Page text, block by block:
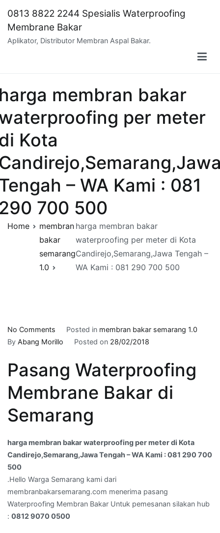
content
0813 8822 2244 Spesialis Waterproofing
Membrane Bakar
Aplikator, Distributor Membran Aspal Bakar.
membran bakar
per meter
Kota
– WA Kami : 081
700 500
Home
membran
bakar
semarang
1.0
harga membran bakar
waterproofing per meter di Kota
Candirejo,Semarang,Jawa Tengah –
WA Kami : 081 290 700 500
No Comments
harga
bakar
waterproofing
per
di
Candirejo,Semarang,Jawa
Tengah
WA
Kami
081
Posted in membran bakar semarang 1.0
By Abang Morillo Posted on 28/02/2018
Pasang Waterproofing
Membrane Bakar di
Semarang
harga membran bakar waterproofing per meter di Kota
Candirejo,Semarang,Jawa Tengah – WA Kami : 081 290 700
500
.Hello Warga Semarang kami dari
membranbakarsemarang.com menerima pasang
Waterproofing Membran Bakar Untuk pemesanan silakan hub
: 0812 9070 0500